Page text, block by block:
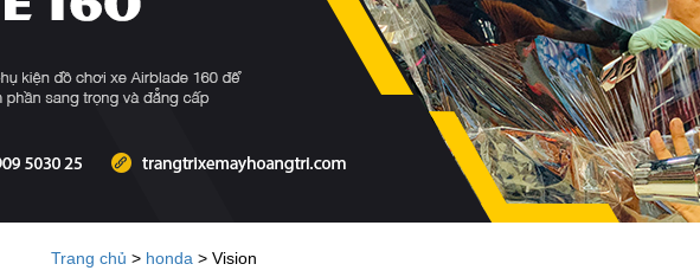
Trang chủ > honda > Vision